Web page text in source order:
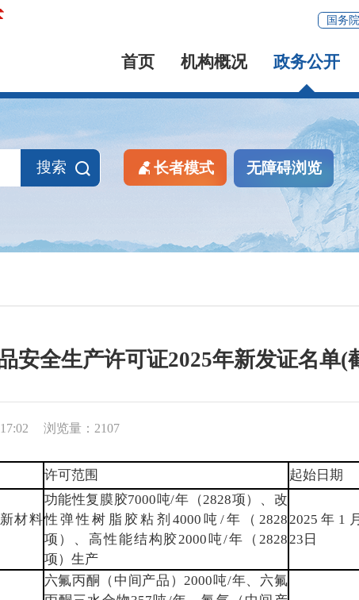
国务院
首页 机构概况 政务公开
搜索 长者模式 无障碍浏览
安全生产许可证2025年新发证名单(
浏览量：2107
许可范围 起始日期
材料
功能性复膜胶7000吨/年（2828项）、改
性弹性树脂胶粘剂4000吨/年（2828
项）、高性能结构胶2000吨/年（2828
项）生产
2025年1月
23日
六氟丙酮（中间产品）2000吨/年、六氟